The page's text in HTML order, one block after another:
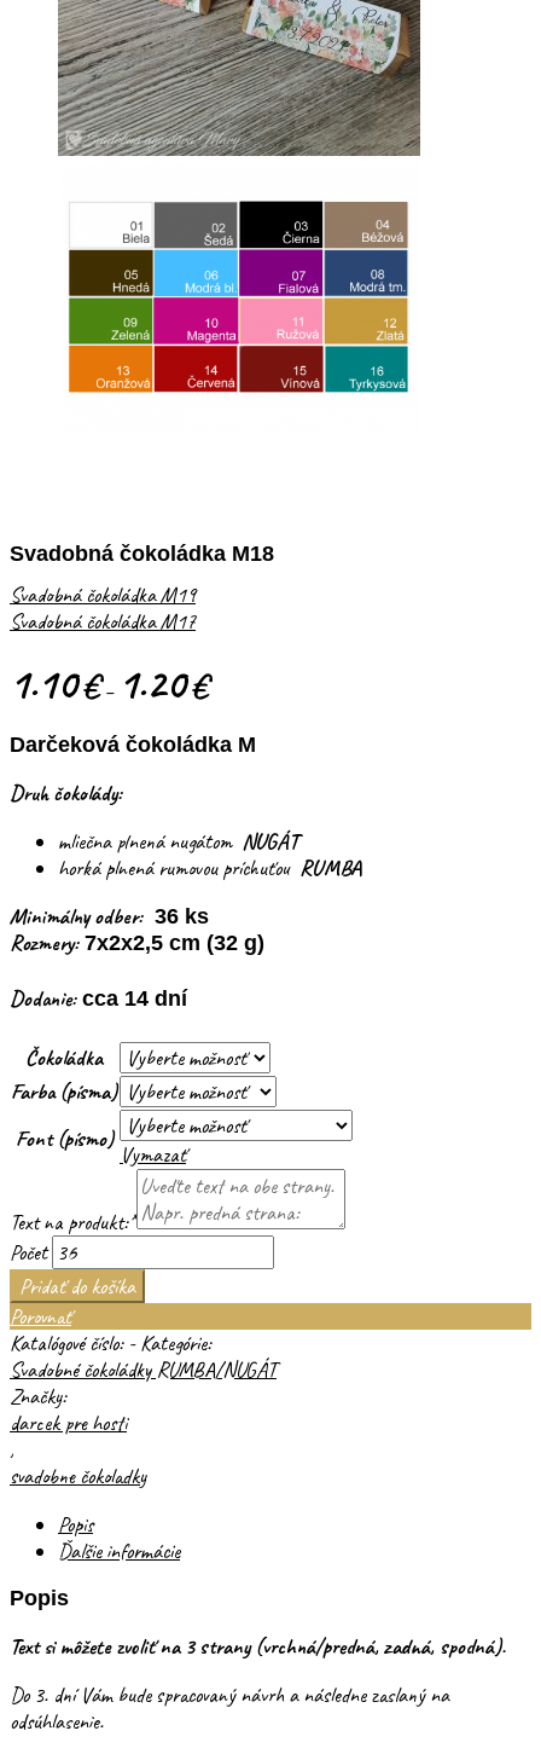
Svadobná čokoládka M18
Svadobná čokoládka M19
Svadobná čokoládka M17
1.10€– 1.20€
Darčeková čokoládka M
Druh čokolády:
mliečna plnená nugátom NUGÁT
horká plnená rumovou príchuťou RUMBA
Minimálny odber:36 ks
Rozmery:7x2x2,5 cm (32 g)
Dodanie:cca 14 dní
Čokoládka
Farba (písma)
Font (písmo)
Vymazať
Text na produkt:*
Počet
Pridať do košíka
Porovnať
Katalógové číslo: - Kategórie:
Svadobné čokoládky RUMBA/NUGÁT
Značky:
darcek pre hosti
,
svadobne čokoladky
Popis
Ďalšie informácie
Popis
Text si môžete zvoliť na 3 strany (vrchná/predná, zadná, spodná).
Do 3. dní Vám bude spracovaný návrh a následne zaslaný na
odsúhlasenie.